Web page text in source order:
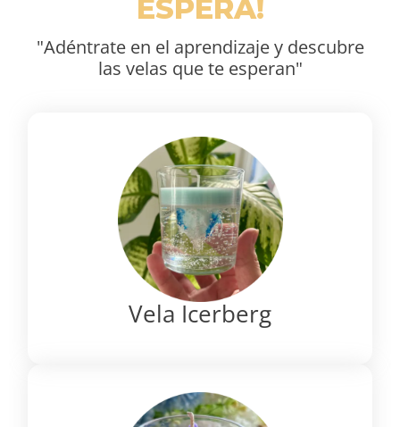
ESPERA!
"Adéntrate en el aprendizaje y descubre
las velas que te esperan"
Vela Icerberg